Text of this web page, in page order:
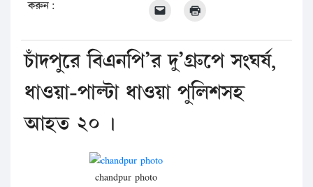
করুন:
চাঁদপুরে বিএনপি’র দু’গ্রুপে সংঘর্ষ,
ধাওয়া-পাল্টা ধাওয়া পুলিশসহ
আহত ২০ ।
chandpur photo